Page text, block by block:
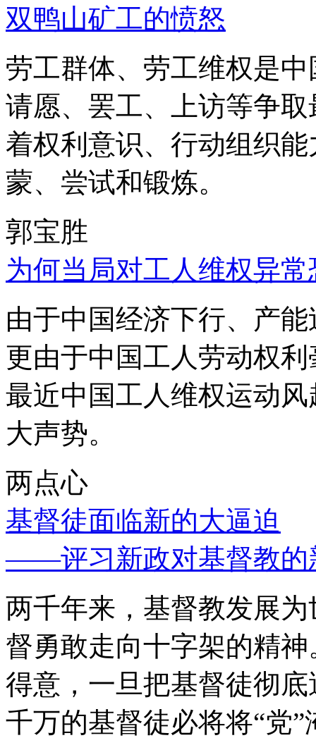
双鸭山矿工的愤怒
劳工群体、劳工维权是
请愿、罢工、上访等争
着权利意识、行动组织
蒙、尝试和锻炼。
郭宝胜
为何当局对工人维权异
由于中国经济下行、产
更由于中国工人劳动权
最近中国工人维权运动
大声势。
两点心
基督徒面临新的大逼迫
——评习新政对基督教的
两千年来，基督教发展
督勇敢走向十字架的精
得意，一旦把基督徒彻
千万的基督徒必将将“党”